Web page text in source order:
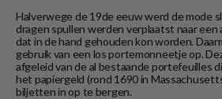
Halverwege de 19de eeuw werd de mode
dragen spullen werden verplaatst naar
dat in de hand gehouden kon worden.
gebruik van een los portemonneetje op.
afgeleid van de al bestaande portefeuilles
het papiergeld (rond 1690 in
biljetten in op te bergen.